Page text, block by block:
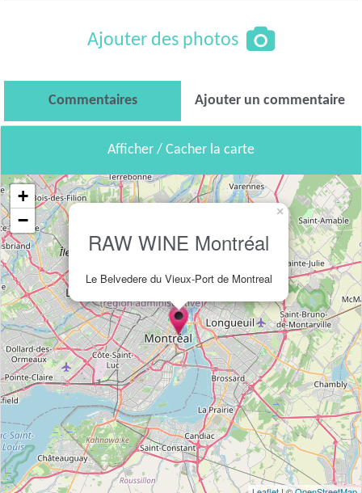
Ajouter des photos
Commentaires Ajouter un commentaire
Afficher / Cacher la carte
RAW WINE Montréal
Le Belvedere du Vieux-Port de Montreal
×
+
−